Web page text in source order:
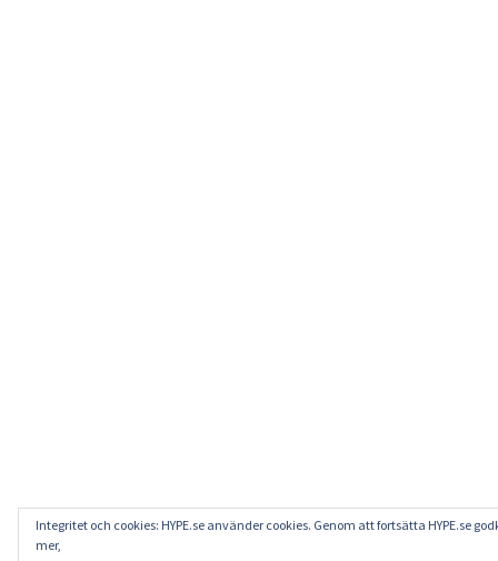
Integritet och cookies: HYPE.se använder cookies. Genom att fortsätta HYPE.se
mer,